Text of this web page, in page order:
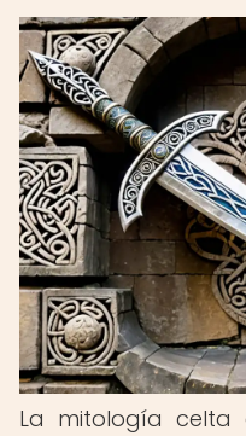
La mitología celta